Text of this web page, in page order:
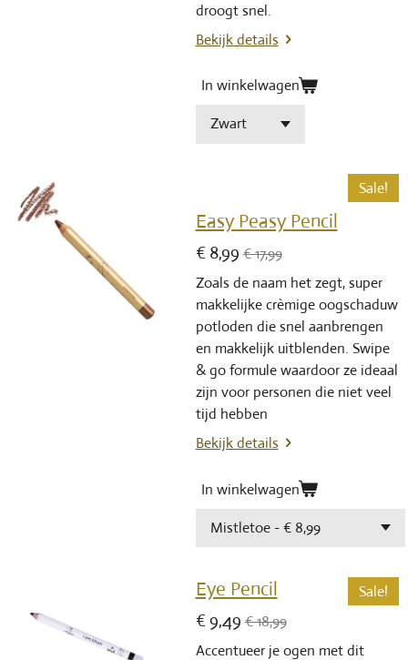
droogt snel.
Bekijk details
In winkelwagen
Sale!
Easy Peasy Pencil
€ 8,99 € 17,99
Zoals de naam het zegt, super
makkelijke crèmige oogschaduw
potloden die snel aanbrengen
en makkelijk uitblenden. Swipe
& go formule waardoor ze ideaal
zijn voor personen die niet veel
tijd hebben
Bekijk details
In winkelwagen
Sale!
Eye Pencil
€ 9,49 € 18,99
Accentueer je ogen met dit